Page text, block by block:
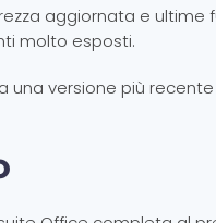
aggiornata e ultime
molto esposti.
una versione più recente